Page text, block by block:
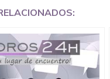
国外毕业证去哪认证
QQ微信551190476国外文
QQ微信551190476 国外烫
证明QQ微信551190476爱
文凭可靠吗QQ微信